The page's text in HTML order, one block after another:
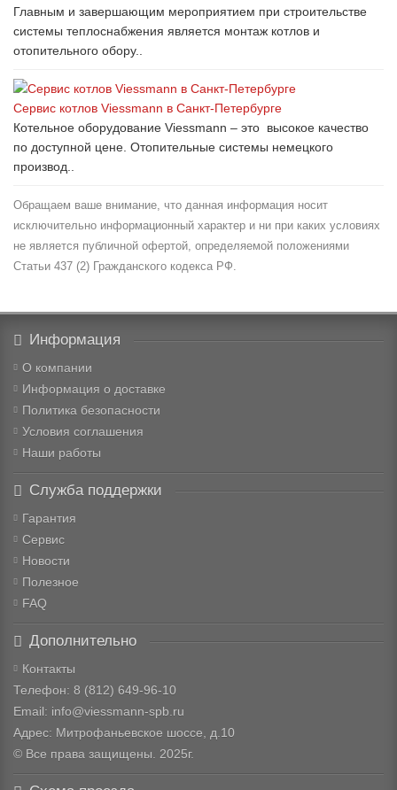
Главным и завершающим мероприятием при строительстве
системы теплоснабжения является монтаж котлов и
отопительного обору..
Сервис котлов Viessmann в Санкт-Петербурге
Котельное оборудование Viessmann – это высокое качество
по доступной цене. Отопительные системы немецкого
производ..
Обращаем ваше внимание, что данная информация носит
исключительно информационный характер и ни при каких условиях
не является публичной офертой, определяемой положениями
Статьи 437 (2) Гражданского кодекса РФ.
Информация
О компании
Информация о доставке
Политика безопасности
Условия соглашения
Наши работы
Служба поддержки
Гарантия
Сервис
Новости
Полезное
FAQ
Дополнительно
Контакты
Телефон: 8 (812) 649-96-10
Email: info@viessmann-spb.ru
Адрес: Митрофаньевское шоссе, д.10
© Все права защищены. 2025г.